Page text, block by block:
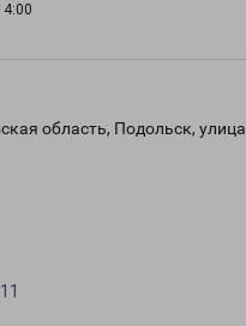
область, Подольск, улица